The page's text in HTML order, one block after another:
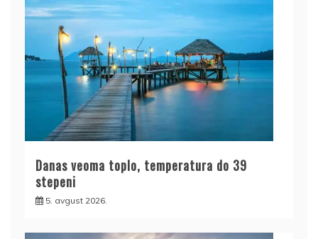
Danas veoma toplo, temperatura do 39
stepeni
5. avgust 2026.